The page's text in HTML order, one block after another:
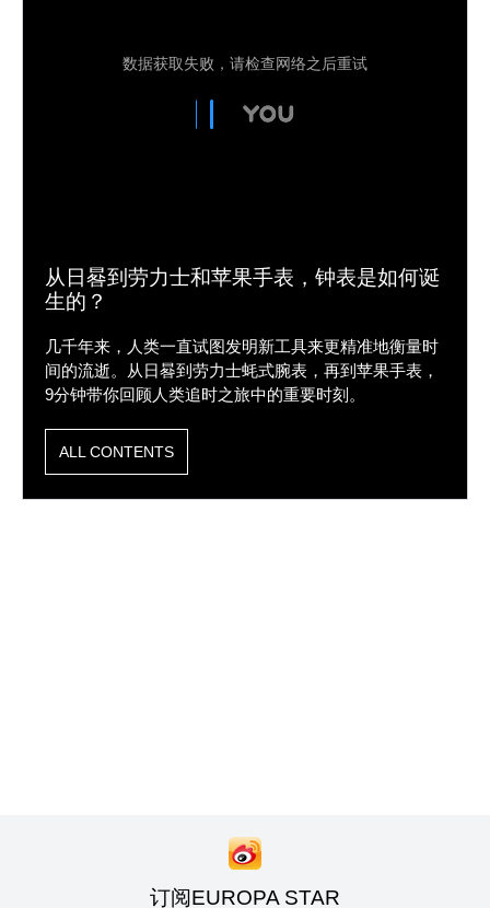
从日晷到劳力士和苹果手表，钟表是如何诞
生的？
几千年来，人类一直试图发明新工具来更精准地衡量时
间的流逝。从日晷到劳力士蚝式腕表，再到苹果手表，
9分钟带你回顾人类追时之旅中的重要时刻。
ALL CONTENTS
订阅EUROPA STAR